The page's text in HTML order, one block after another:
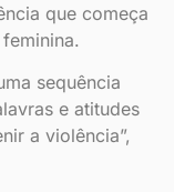
que começa
sequência
e atitudes
a violência”,